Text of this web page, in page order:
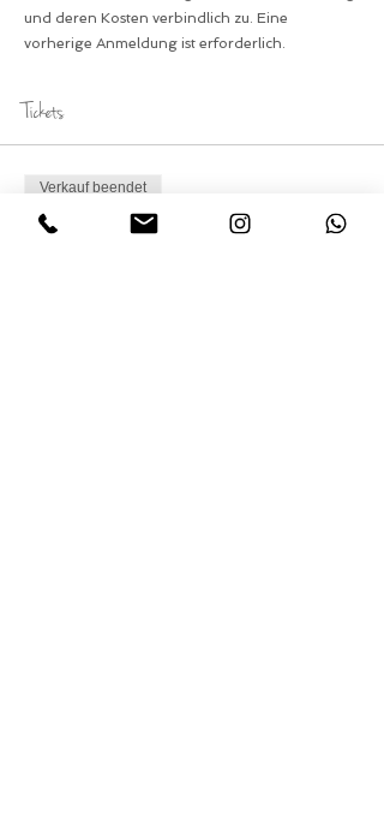
und deren Kosten verbindlich zu. Eine
vorherige Anmeldung ist erforderlich.
Tickets
Verkauf beendet
Tickettyp